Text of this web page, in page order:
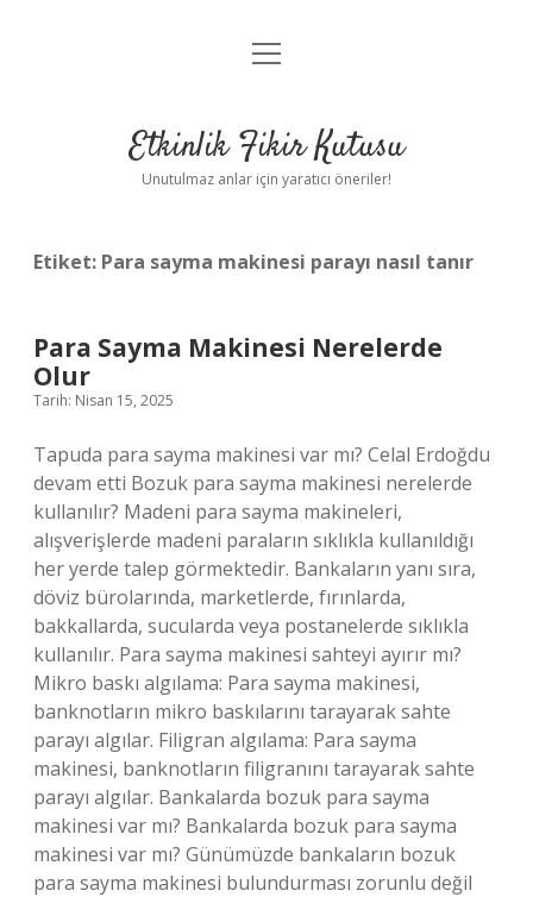
Anasayfa
Yasal Uyarı
menüyü
Etkinlik Fikir Kutusu
Unutulmaz anlar için yaratıcı öneriler!
Etiket: Para sayma makinesi parayı nasıl tanır
Para Sayma Makinesi Nerelerde
Olur
Tarih: Nisan 15, 2025
Tapuda para sayma makinesi var mı? Celal Erdoğdu
devam etti Bozuk para sayma makinesi nerelerde
kullanılır? Madeni para sayma makineleri,
alışverişlerde madeni paraların sıklıkla kullanıldığı
her yerde talep görmektedir. Bankaların yanı sıra,
döviz bürolarında, marketlerde, fırınlarda,
bakkallarda, sucularda veya postanelerde sıklıkla
kullanılır. Para sayma makinesi sahteyi ayırır mı?
Mikro baskı algılama: Para sayma makinesi,
banknotların mikro baskılarını tarayarak sahte
parayı algılar. Filigran algılama: Para sayma
makinesi, banknotların filigranını tarayarak sahte
parayı algılar. Bankalarda bozuk para sayma
makinesi var mı? Bankalarda bozuk para sayma
makinesi var mı? Günümüzde bankaların bozuk
para sayma makinesi bulundurması zorunlu değil